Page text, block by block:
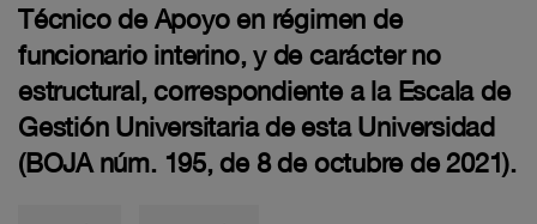
Técnico de Apoyo en régimen de
funcionario interino, y de carácter no
estructural, correspondiente a la Escala de
Gestión Universitaria de esta Universidad
(BOJA núm. 195, de 8 de octubre de 2021).